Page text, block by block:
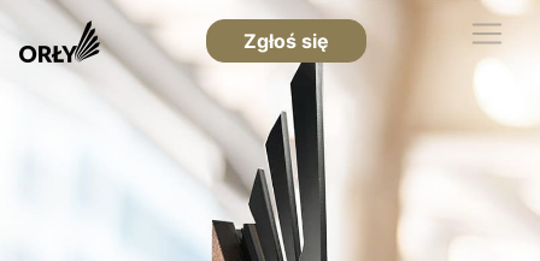
Zgłoś się